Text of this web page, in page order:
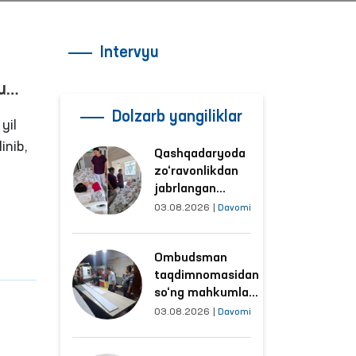
Intervyu
Dolzarb yangiliklar
Qashqadaryoda
zo‘ravonlikdan
jabrlangan
ayolning holati
o‘rganildi
03.08.2026 Davomi
Ombudsman
taqdimnomasidan
so‘ng mahkumlar
mehnat
03.08.2026 Davomi